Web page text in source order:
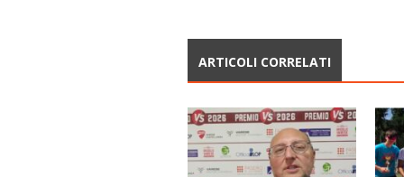
ARTICOLI CORRELATI